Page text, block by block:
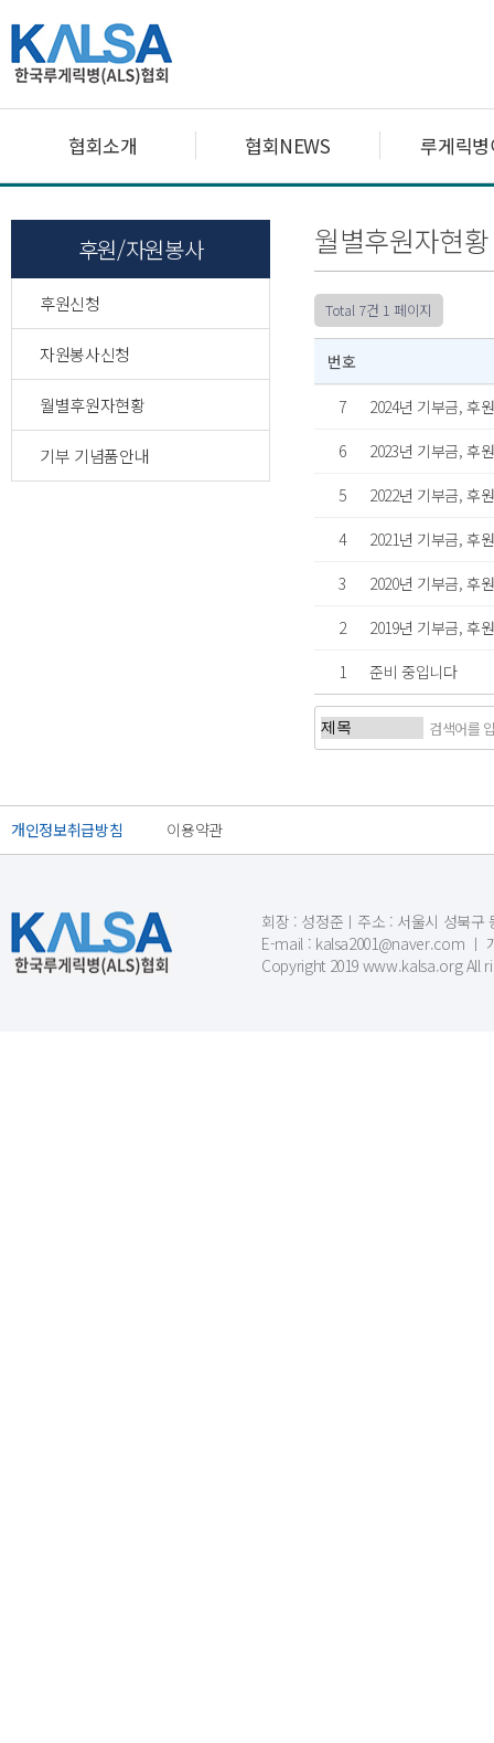
협회소개 협회NEWS 루게릭
후원/자원봉사
후원신청
자원봉사신청
월별후원자현황
기부 기념품안내
월별후원자현황
Total 7건 1 페이지
번호
7
2024년 기부금, 후
6
2023년 기부금, 후
5
2022년 기부금, 후
4
2021년 기부금, 후
3
2020년 기부금, 후
2
2019년 기부금, 후
1
준비 중입니다
개인정보취급방침 이용약관
회장 : 성정준ㅣ주소 : 서울시 성북구
E-mail : kalsa2001@naver.com ㅣ
Copyright 2019 www.kalsa.org All